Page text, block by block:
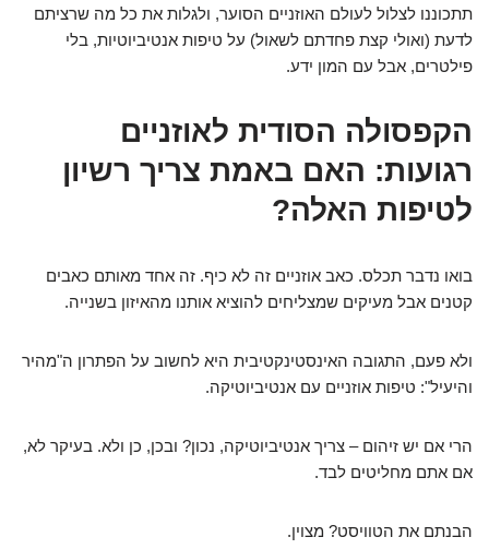
תתכוננו לצלול לעולם האוזניים הסוער, ולגלות את כל מה שרציתם
לדעת (ואולי קצת פחדתם לשאול) על טיפות אנטיביוטיות, בלי
פילטרים, אבל עם המון ידע.
הקפסולה הסודית לאוזניים
רגועות: האם באמת צריך רשיון
לטיפות האלה?
בואו נדבר תכלס. כאב אוזניים זה לא כיף. זה אחד מאותם כאבים
קטנים אבל מעיקים שמצליחים להוציא אותנו מהאיזון בשנייה.
ולא פעם, התגובה האינסטינקטיבית היא לחשוב על הפתרון ה"מהיר
והיעיל": טיפות אוזניים עם אנטיביוטיקה.
הרי אם יש זיהום – צריך אנטיביוטיקה, נכון? ובכן, כן ולא. בעיקר לא,
אם אתם מחליטים לבד.
הבנתם את הטוויסט? מצוין.